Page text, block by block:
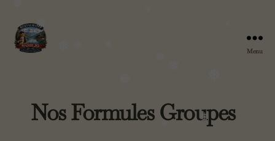
❅
❅
❅
Menu
Nos Formules Groupes